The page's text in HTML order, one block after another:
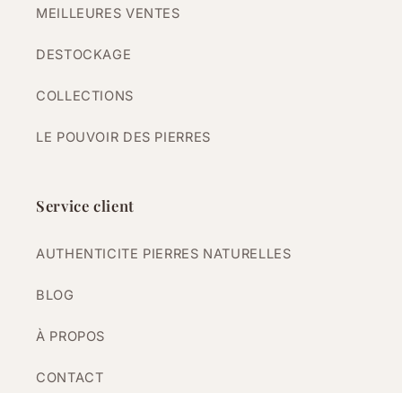
MEILLEURES VENTES
DESTOCKAGE
COLLECTIONS
LE POUVOIR DES PIERRES
Service client
AUTHENTICITE PIERRES NATURELLES
BLOG
À PROPOS
CONTACT